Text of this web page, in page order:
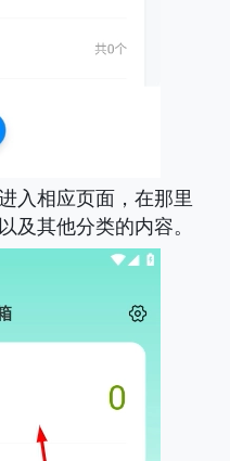
入相应页面，在那里
及其他分类的内容。